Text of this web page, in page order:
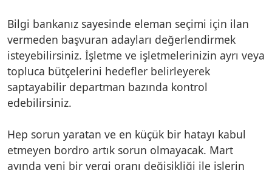
Bilgi bankanız sayesinde eleman seçimi için ilan
vermeden başvuran adayları değerlendirmek
isteyebilirsiniz. İşletme ve işletmelerinizin ayrı veya
topluca bütçelerini hedefler belirleyerek
saptayabilir departman bazında kontrol
edebilirsiniz.
Hep sorun yaratan ve en küçük bir hatayı kabul
etmeyen bordro artık sorun olmayacak. Mart
ayında yeni bir vergi oranı değişikliği ile işlerin